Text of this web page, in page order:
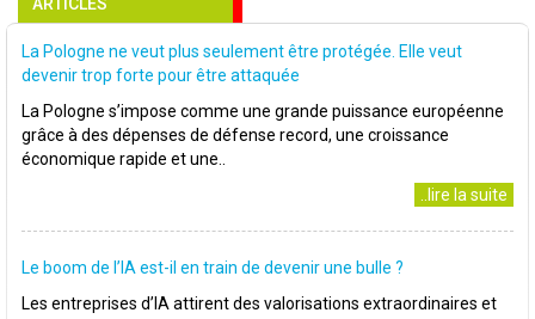
La Pologne ne veut plus seulement être protégée. Elle veut
devenir trop forte pour être attaquée
La Pologne s’impose comme une grande puissance européenne
grâce à des dépenses de défense record, une croissance
économique rapide et une..
..lire la suite
Le boom de l’IA est-il en train de devenir une bulle ?
Les entreprises d’IA attirent des valorisations extraordinaires et